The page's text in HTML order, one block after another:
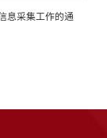
息采集工作的通